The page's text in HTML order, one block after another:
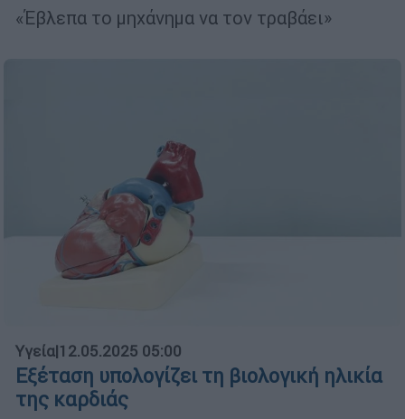
«Έβλεπα το μηχάνημα να τον τραβάει»
Υγεία|12.05.2025 05:00
Εξέταση υπολογίζει τη βιολογική ηλικία
της καρδιάς